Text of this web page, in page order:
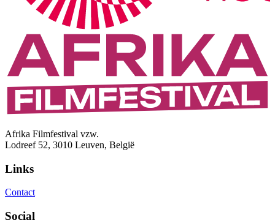
Afrika Filmfestival vzw.
Lodreef 52, 3010 Leuven, België
Links
Contact
Social